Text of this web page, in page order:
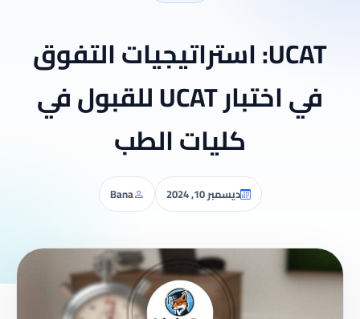
UCAT: استراتيجيات التفوق
في اختبار UCAT للقبول في
كليات الطب
ديسمبر 10, 2024 Bana